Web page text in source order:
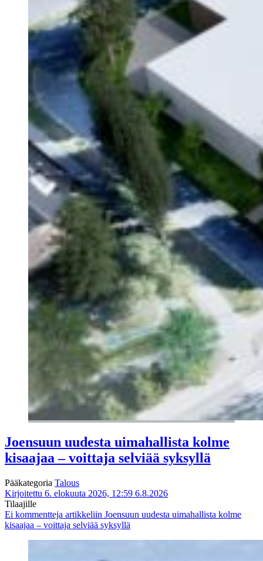
Joensuun uudesta uimahallista kolme
kisaajaa – voittaja selviää syksyllä
Pääkategoria Talous
Kirjoitettu 6. elokuuta 2026, 12:59 6.8.2026
Tilaajille
Ei kommentteja artikkeliin Joensuun uudesta uimahallista kolme
kisaajaa – voittaja selviää syksyllä